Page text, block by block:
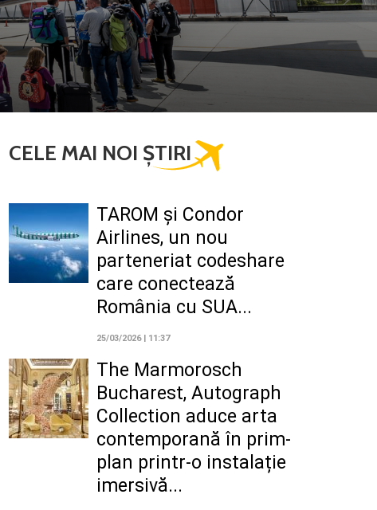
CELE MAI NOI ȘTIRI
TAROM şi Condor
Airlines, un nou
parteneriat codeshare
care conectează
România cu SUA...
25/03/2026 | 11:37
The Marmorosch
Bucharest, Autograph
Collection aduce arta
contemporană în prim-
plan printr-o instalație
imersivă...